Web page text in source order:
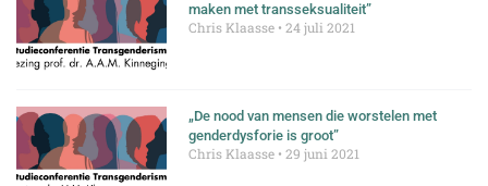
maken met transseksualiteit”
Chris Klaasse 24 juli 2021
„De nood van mensen die worstelen met
genderdysforie is groot”
Chris Klaasse 29 juni 2021